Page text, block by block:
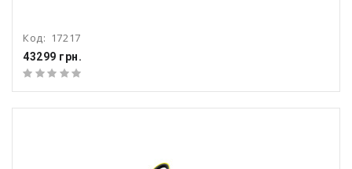
Код: 17217
43299 грн.